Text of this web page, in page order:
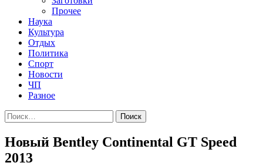
Прочее
Наука
Культура
Отдых
Политика
Спорт
Новости
ЧП
Разное
Найти:
Новый Bentley Continental GT Speed
2013